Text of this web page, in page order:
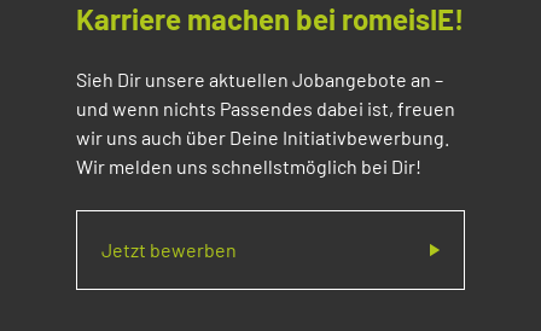
Karriere machen bei romeisIE!
Sieh Dir unsere aktuellen Jobangebote an –
und wenn nichts Passendes dabei ist, freuen
wir uns auch über Deine Initiativbewerbung.
Wir melden uns schnellstmöglich bei Dir!
Jetzt bewerben